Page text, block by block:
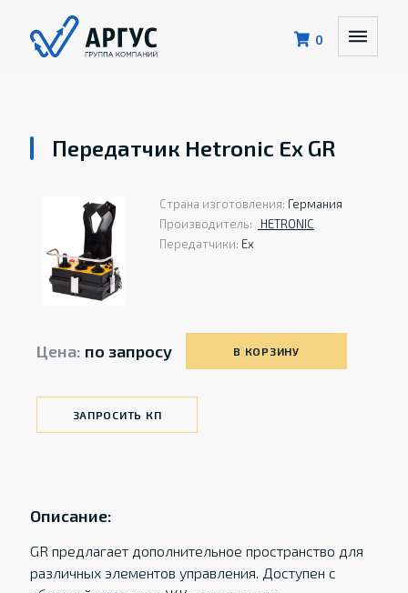
0
Передатчик Hetronic Ex GR
Страна изготовления: Германия
Производитель:
HETRONIС
Передатчики: Ex
Цена: по запросу В КОРЗИНУ
ЗАПРОСИТЬ КП
Описание:
GR предлагает дополнительное пространство для
различных элементов управления. Доступен с